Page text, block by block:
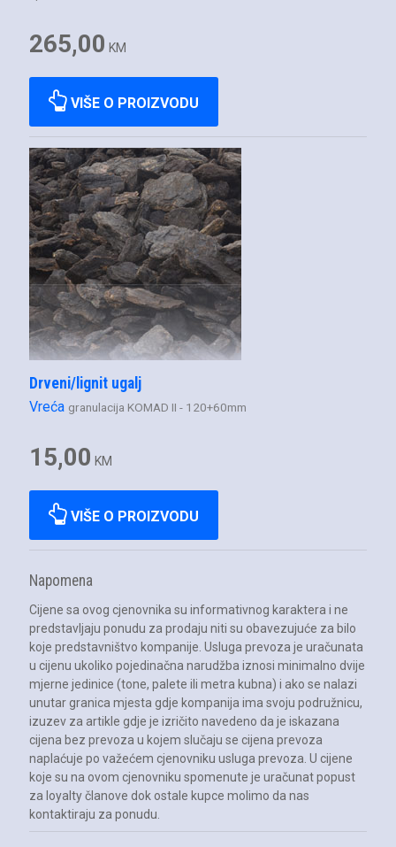
265,00 KM
VIŠE O PROIZVODU
Drveni/lignit ugalj
Vreća granulacija KOMAD II - 120+60mm
15,00 KM
VIŠE O PROIZVODU
Napomena
Cijene sa ovog cjenovnika su informativnog karaktera i ne
predstavljaju ponudu za prodaju niti su obavezujuće za bilo
koje predstavništvo kompanije. Usluga prevoza je uračunata
u cijenu ukoliko pojedinačna narudžba iznosi minimalno dvije
mjerne jedinice (tone, palete ili metra kubna) i ako se nalazi
unutar granica mjesta gdje kompanija ima svoju podružnicu,
izuzev za artikle gdje je izričito navedeno da je iskazana
cijena bez prevoza u kojem slučaju se cijena prevoza
naplaćuje po važećem cjenovniku usluga prevoza. U cijene
koje su na ovom cjenovniku spomenute je uračunat popust
za loyalty članove dok ostale kupce molimo da nas
kontaktiraju za ponudu.